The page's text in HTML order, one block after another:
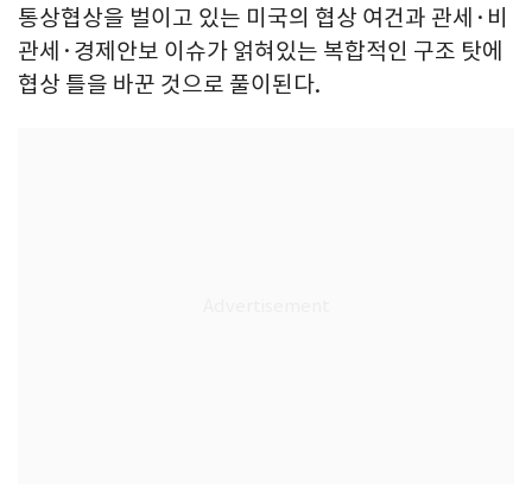
통상협상을 벌이고 있는 미국의 협상 여건과 관세·비
관세·경제안보 이슈가 얽혀있는 복합적인 구조 탓에
협상 틀을 바꾼 것으로 풀이된다.